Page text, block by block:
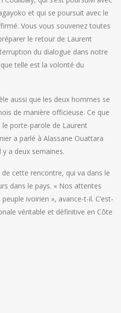
et qui se poursuit avec le
Vous vous souvenez toutes
le retour de Laurent
du dialogue dans notre
telle est la volonté du
aussi que les deux hommes se
de manière officieuse. Ce que
le porte-parole de Laurent
a parlé à Alassane Ouattara
a deux semaines.
cette rencontre, qui va dans le
dans le pays. « Nos attentes
ivoirien », avance-t-il. C’est-
véritable et définitive en Côte